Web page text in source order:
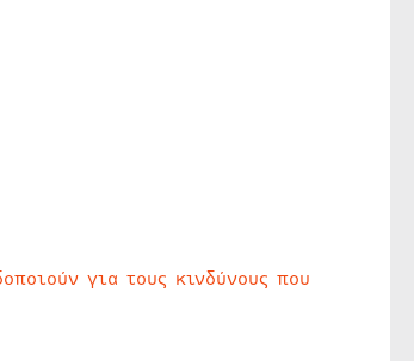
για τους κινδύνους που